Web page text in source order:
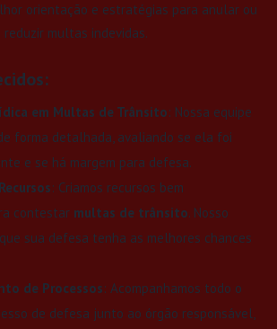
orientação e estratégias para anular ou
reduzir multas indevidas.
em Multas de Trânsito: Nossa equipe
forma detalhada, avaliando se ela foi
e se há margem para defesa.
: Criamos recursos bem
contestar multas de trânsito. Nosso
sua defesa tenha as melhores chances
de Processos: Acompanhamos todo o
de defesa junto ao órgão responsável,